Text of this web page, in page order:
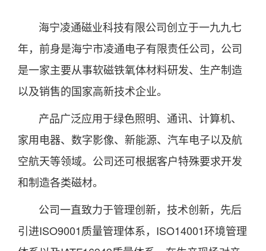
海宁凌通磁业科技有限公司创立于一九九七
年，前身是海宁市凌通电子有限责任公司，公司
是一家主要从事软磁铁氧体材料研发、生产制造
以及销售的国家高新技术企业。
产品广泛应用于绿色照明、通讯、计算机、
家用电器、数字影像、新能源、汽车电子以及航
空航天等领域。公司还可根据客户特殊要求开发
和制造各类磁材。
公司一直致力于管理创新，技术创新，先后
引进ISO9001质量管理体系，ISO14001环境管理